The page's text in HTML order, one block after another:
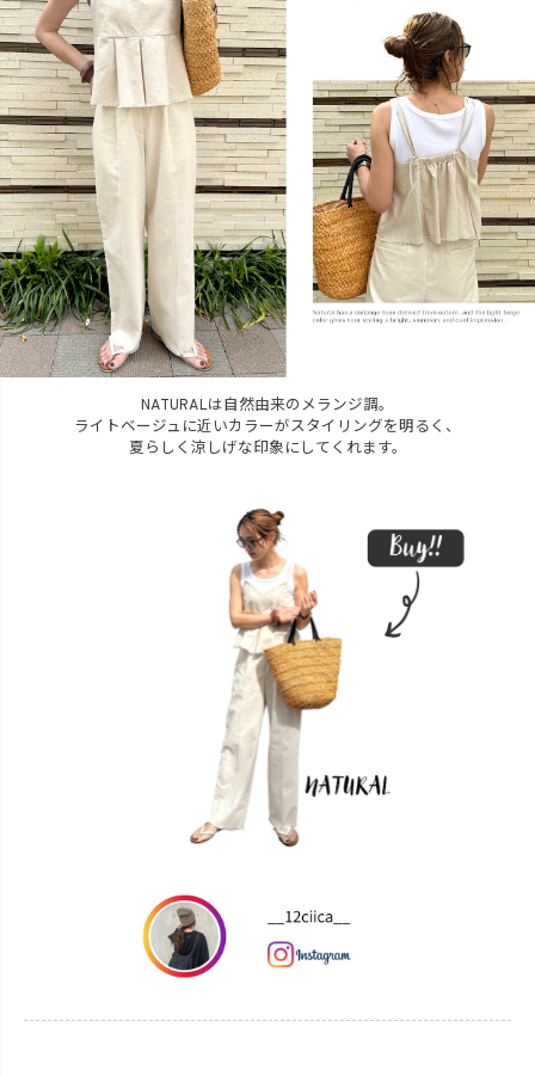
NATURALは自然由来のメランジ調。
ライトベージュに近いカラーがスタイリングを明るく、
夏らしく涼しげな印象にしてくれます。